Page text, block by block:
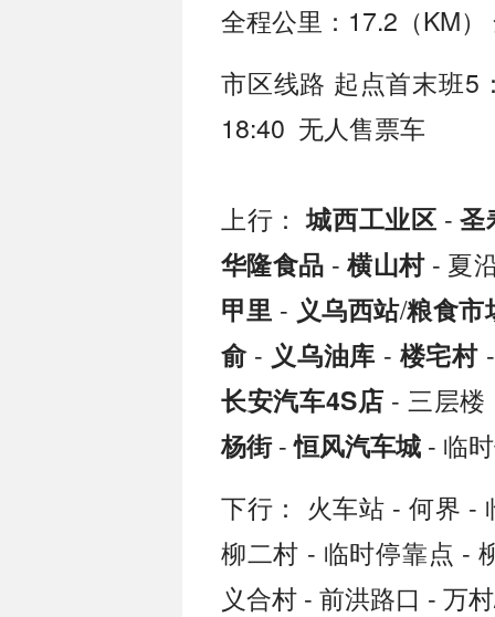
全程公里：17.2（KM
市区线路 起点首末班5
18:40 无人售票车
上行：城西工业区 -圣
华隆食品 -横山村- 夏
甲里 - 义乌西站/粮食市
俞- 义乌油库 - 楼宅村
长安汽车4S店 - 三层
杨街-恒风汽车城 - 临
下行： 火车站 - 何界 -
柳二村 - 临时停靠点 -
义合村 - 前洪路口 - 万